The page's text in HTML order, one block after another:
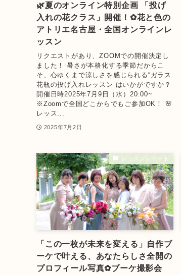
🌿夏のオンライン特別企画 「投げ
入れの花クラス」開催！✿花と色の
アトリエ名古屋・全国オンラインレ
ッスン
リクエストがあり、ZOOMでの開催決定し
ました！ 暑さが本格化する季節だからこ
そ、心ゆくまで涼しさを感じられる“ガラス
花瓶の投げ入れレッスン”はいかがですか？
開催日時2025年7月9日（水）20:00~
※Zoomで全国どこからでもご参加OK！ 🌸
レッス...
2025年7月2日
レッスンレポート
「この一枚が未来を変える」自作ブ
ーケで叶える、あなたらしさ全開の
プロフィール写真✿ブーケ撮影会